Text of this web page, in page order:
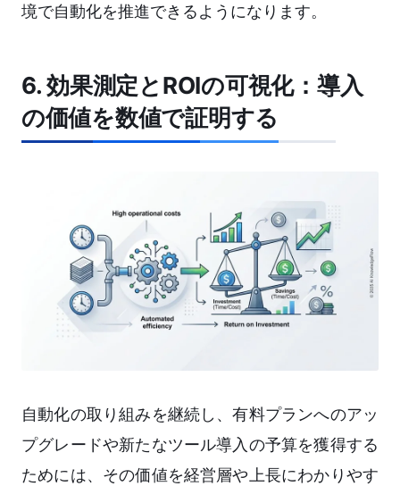
境で自動化を推進できるようになります。
6. 効果測定とROIの可視化：導入
の価値を数値で証明する
自動化の取り組みを継続し、有料プランへのアッ
プグレードや新たなツール導入の予算を獲得する
ためには、その価値を経営層や上長にわかりやす